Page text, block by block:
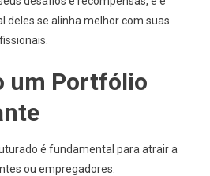
deles se alinha melhor com suas
um Portfólio
é fundamental para atrair a
ou empregadores.